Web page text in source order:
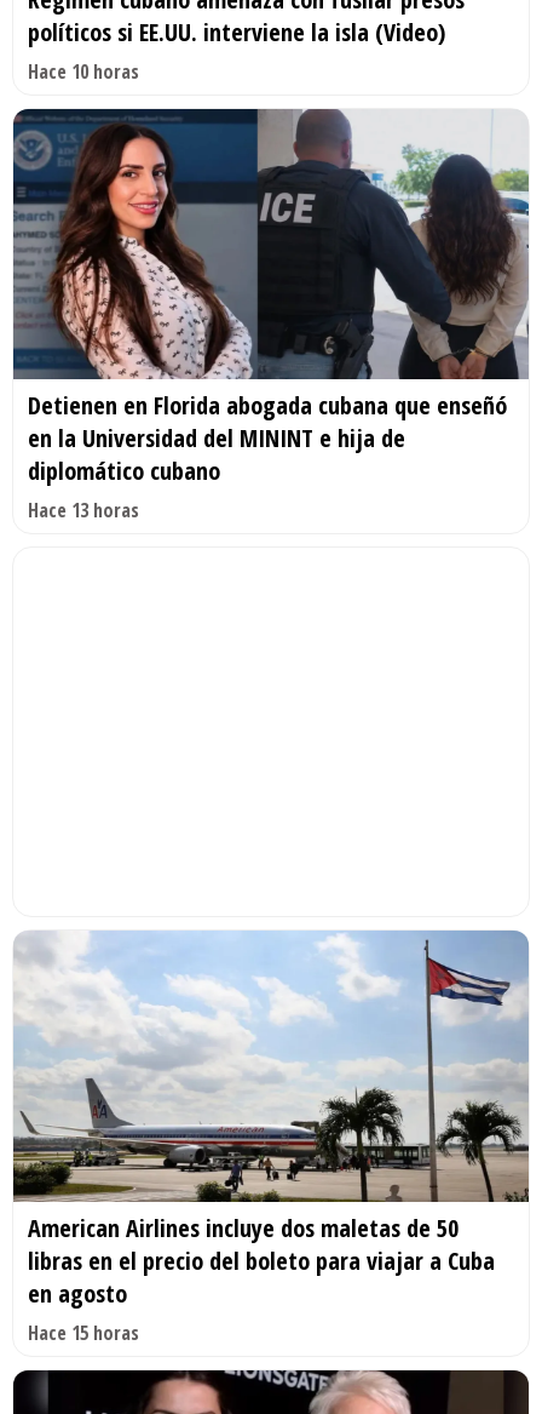
políticos si EE.UU. interviene la isla (Video)
Hace 10 horas
Detienen en Florida abogada cubana que enseñó
en la Universidad del MININT e hija de
diplomático cubano
Hace 13 horas
American Airlines incluye dos maletas de 50
libras en el precio del boleto para viajar a Cuba
en agosto
Hace 15 horas